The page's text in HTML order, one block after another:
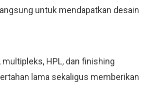
untuk mendapatkan desain
HPL, dan finishing
lama sekaligus memberikan